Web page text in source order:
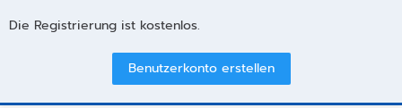
Die Registrierung ist kostenlos.
Benutzerkonto erstellen